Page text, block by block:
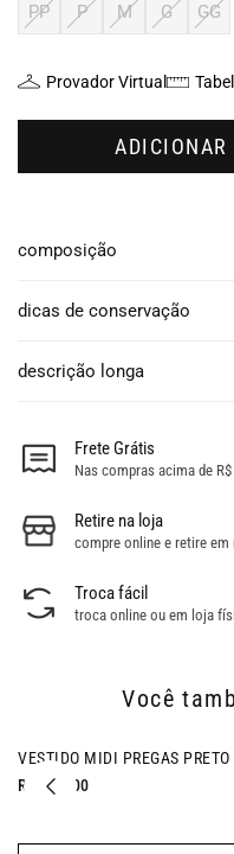
PP P M G GG
Provador Virtual
ADICIONAR
composição
dicas de conservação
descrição longa
Frete Grátis
Nas compras acima de R$
Retire na loja
compre online e retire
Troca fácil
troca online ou em loja
Você
VESTIDO MIDI PREGAS PRETO
R$ 367,00